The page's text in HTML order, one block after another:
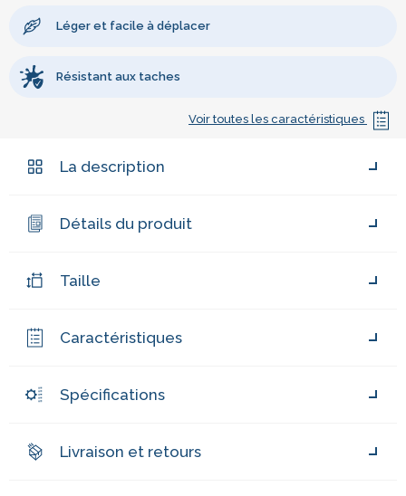
Léger et facile à déplacer
Résistant aux taches
Voir toutes les caractéristiques
La description
Détails du produit
Taille
Caractéristiques
Spécifications
Livraison et retours